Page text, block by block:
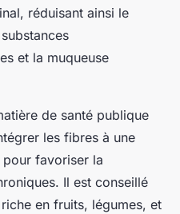
réduisant ainsi le
et la muqueuse
de santé publique
les fibres à une
favoriser la
Il est conseillé
en fruits, légumes, et